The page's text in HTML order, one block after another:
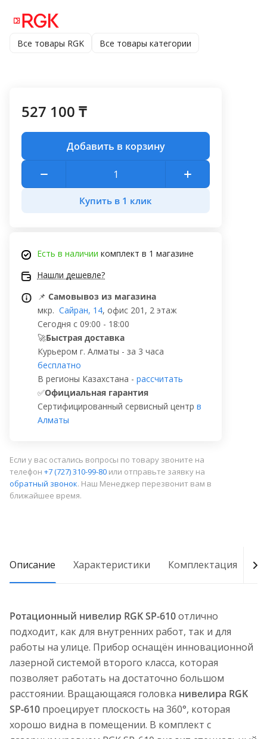
Все товары RGK Все товары категории
527 100 ₸
Добавить в корзину
Купить в 1 клик
Есть в наличии комплект в 1 магазине
Нашли дешевле?
📌 Самовывоз из магазина
мкр. Сайран, 14, офис 201, 2 этаж
Сегодня с 09:00 - 18:00
🚀Быстрая доставка
Курьером г. Алматы - за 3 часа
бесплатно
В регионы Казахстана - рассчитать
✅Официальная гарантия
Сертифицированный сервисный центр в
Алматы
Если у вас остались вопросы по товару звоните на
телефон +7 (727) 310-99-80 или отправьте заявку на
обратный звонок. Наш Менеджер перезвонит вам в
ближайшее время.
Описание Характеристики Комплектация
Ротационный нивелир RGK SP-610отлично
подходит, как для внутренних работ, так и для
работы на улице. Прибор оснащён инновационной
лазерной системой второго класса, которая
позволяет работать на достаточно большом
расстоянии. Вращающаяся головка нивелира RGK
SP-610 проецирует плоскость на 360°, которая
хорошо видна в помещении. В комплект с